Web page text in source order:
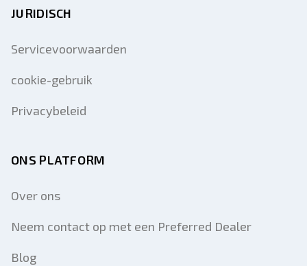
JURIDISCH
Servicevoorwaarden
cookie-gebruik
Privacybeleid
ONS PLATFORM
Over ons
Neem contact op met een Preferred Dealer
Blog